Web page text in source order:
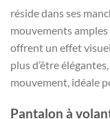
réside dans ses
mouvements
offrent un effet
plus d’être
mouvement, idéale
Pantalon à